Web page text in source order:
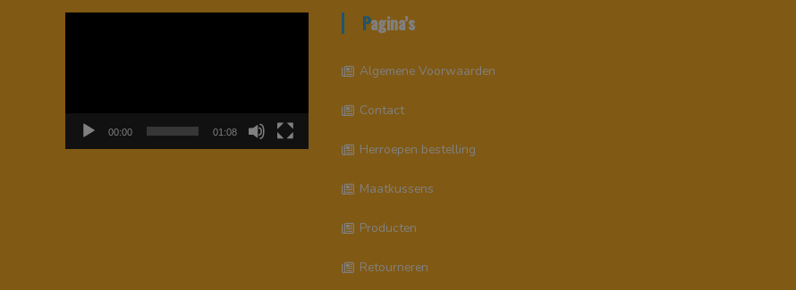
00:00 01:08
Pagina’s
Algemene Voorwaarden
Contact
Herroepen bestelling
Maatkussens
Producten
Retourneren